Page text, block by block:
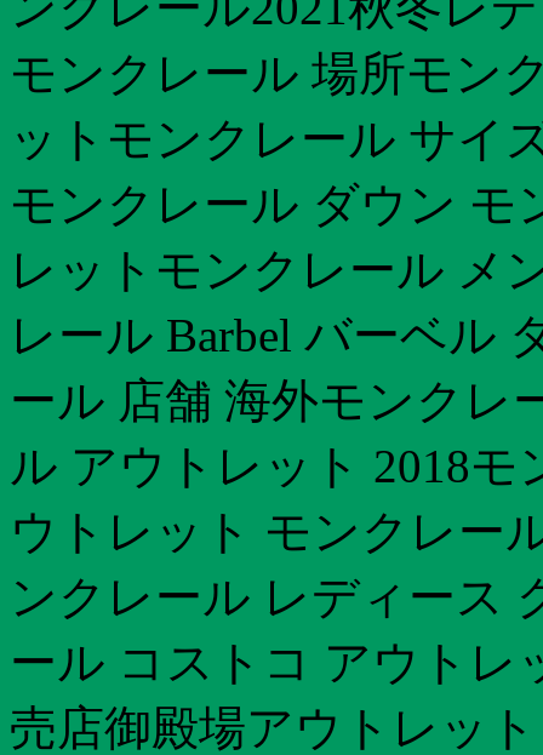
モンクレール 場所モン
ットモンクレール サイ
モンクレール ダウン モ
レットモンクレール メ
レール Barbel バーベル
ール 店舗 海外モンクレ
ル アウトレット 2018
ウトレット モンクレー
ンクレール レディース
ール コストコ アウトレ
売店御殿場アウトレッ